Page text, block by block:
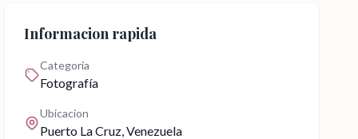
Informacion rapida
Categoria
Fotografía
Ubicacion
Puerto La Cruz, Venezuela